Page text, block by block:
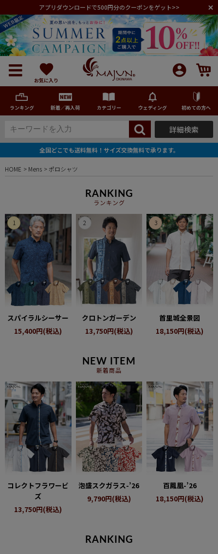
アプリダウンロードで500円分のクーポンをゲット>>
お気に入り
ランキング 新着／再入荷 カテゴリー ウェディング 初めての方へ
メンズ
レディース
ペア商品
ランキング
新商品
再入荷商品
アウトレット
レーベルから探す
詳細検索
全国どこでも送料無料！サイズ交換無料で承ります。
HOME Mens ポロシャツ
RANKING
ランキング
スパイラルシーサー
15,400円(税込)
クロトンガーデン
13,750円(税込)
首里城全景図
18,150円(税込)
NEW ITEM
新着商品
コレクトフラワービ
ズ
13,750円(税込)
泡盛スクガラス-’26
9,790円(税込)
百鳳凰-’26
18,150円(税込)
RANKING